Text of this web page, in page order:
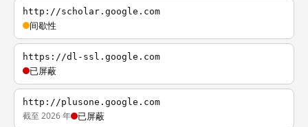
http://scholar.google.com
间歇性
https://dl-ssl.google.com
已屏蔽
http://plusone.google.com
截至 2026 年 已屏蔽